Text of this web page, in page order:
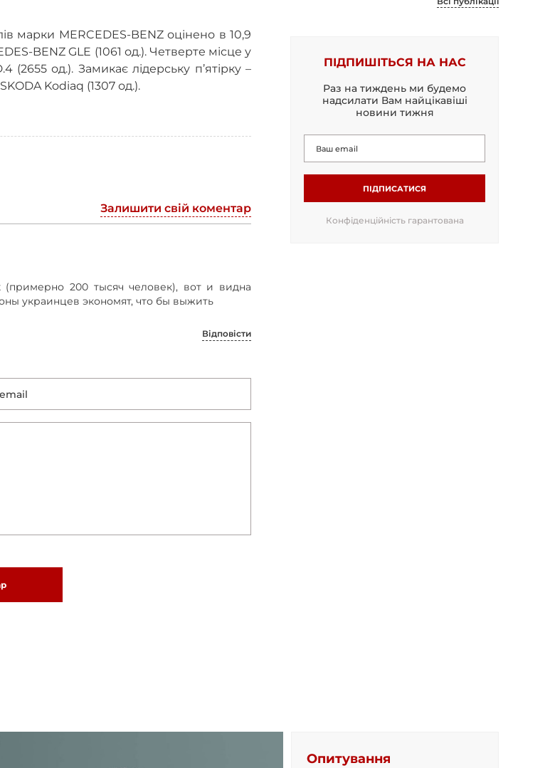
марки MERCEDES-BENZ оцінено в 10,9
BENZ GLE (1061 од.). Четверте місце у
(2655 од.). Замикає лідерську п’ятірку –
Kodiaq (1307 од.).
Залишити свій коментар
(примерно 200 тысяч человек), вот и видна
украинцев экономят, что бы выжить
Відповісти
ПІДПИШІТЬСЯ НА НАС
Раз на тиждень ми будемо
надсилати Вам найцікавіші
новини тижня
ПІДПИСАТИСЯ
Конфіденційність гарантована
Опитування